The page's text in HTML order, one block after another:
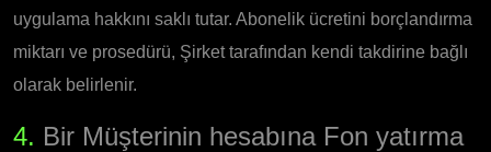
uygulama hakkını saklı tutar. Abonelik ücretini borçlandırma
miktarı ve prosedürü, Şirket tarafından kendi takdirine bağlı
olarak belirlenir.
4. Bir Müşterinin hesabına Fon yatırma